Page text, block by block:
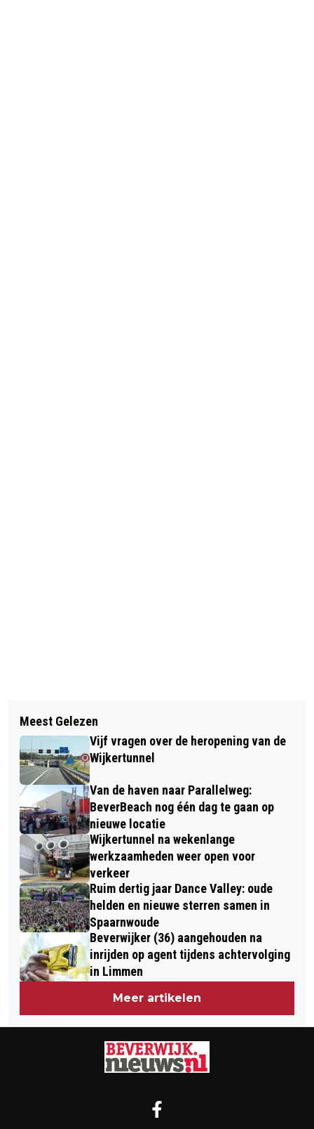
GROTE VERKEERSCONTROLE IN
BEVERWIJK: 27 VOERTUIGEN IN
BESLAG GENOMEN
JACQUELINE MAKBOULI NIEUWE
LIJSTTREKKER D66
Meest Gelezen
Vijf vragen over de heropening van de
Wijkertunnel
Van de haven naar Parallelweg:
BeverBeach nog één dag te gaan op
nieuwe locatie
Wijkertunnel na wekenlange
werkzaamheden weer open voor
verkeer
Ruim dertig jaar Dance Valley: oude
helden en nieuwe sterren samen in
Spaarnwoude
Beverwijker (36) aangehouden na
inrijden op agent tijdens achtervolging
in Limmen
Meer artikelen